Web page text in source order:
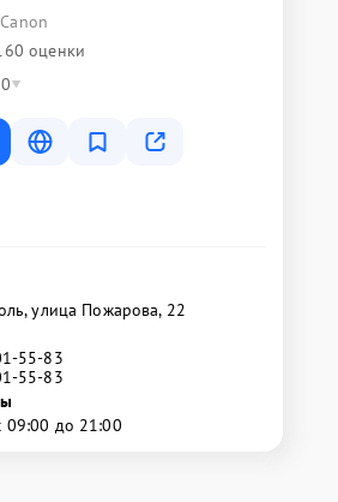
оценки
улица Пожарова, 22
55-83
55-83
09:00 до 21:00